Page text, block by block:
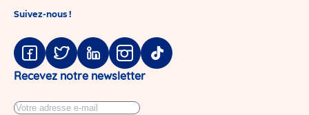
Suivez-nous !
Facebook
TwitterLinkedinInstagram
Tiktok
Recevez notre newsletter